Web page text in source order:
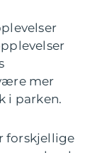
mer
i parken.
forskjellige